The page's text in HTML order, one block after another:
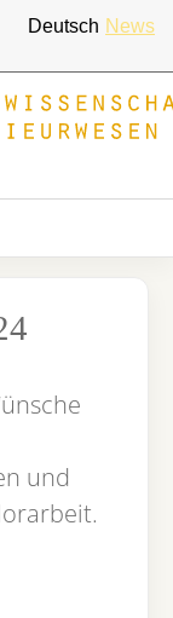
Deutsch News
und